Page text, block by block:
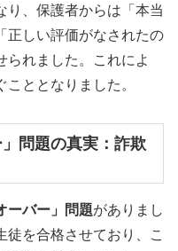
り、保護者からは「本当
正しい評価がなされたの
られました。これによ
ととなりました。
問題の真実：詐欺
ーバー」問題がありまし
徒を合格させており、こ